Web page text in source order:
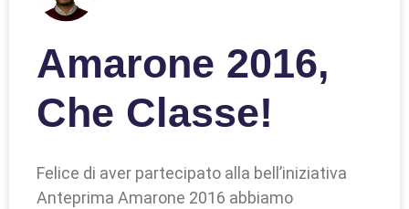
Amarone 2016,
Che Classe!
Felice di aver partecipato alla bell’iniziativa
Anteprima Amarone 2016 abbiamo